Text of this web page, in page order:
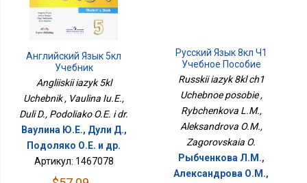
Английский Язык 5кл
Учебник
Angliiskii iazyk 5kl
Uchebnik , Vaulina Iu.E.,
Duli D., Podoliako O.E. i dr.
Ваулина Ю.Е., Дули Д.,
Подоляко О.Е. и др.
Артикул: 1467078
Русский Язык 8кл Ч1
Учебное Пособие
Russkii iazyk 8kl ch1
Uchebnoe posobie ,
Rybchenkova L.M.,
Aleksandrova O.M.,
Zagorovskaia O.
Рыбченкова Л.М.,
Александрова О.М.,